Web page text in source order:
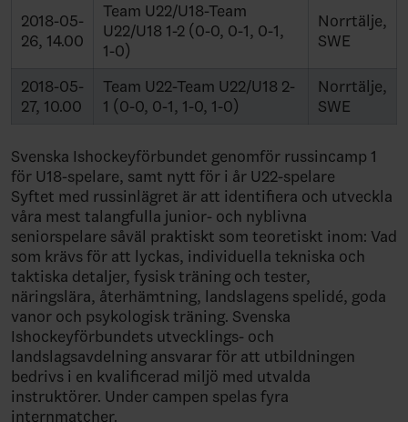
2018-05-
26, 14.00
Team U22/U18-Team
U22/U18 1-2 (0-0, 0-1, 0-1,
1-0)
Norrtälje,
SWE
2018-05-
27, 10.00
Team U22-Team U22/U18 2-
1 (0-0, 0-1, 1-0, 1-0)
Norrtälje,
SWE
Svenska Ishockeyförbundet genomför russincamp 1
för U18-spelare, samt nytt för i år U22-spelare
Syftet med russinlägret är att identifiera och utveckla
våra mest talangfulla junior- och nyblivna
seniorspelare såväl praktiskt som teoretiskt inom: Vad
som krävs för att lyckas, individuella tekniska och
taktiska detaljer, fysisk träning och tester,
näringslära, återhämtning, landslagens spelidé, goda
vanor och psykologisk träning. Svenska
Ishockeyförbundets utvecklings- och
landslagsavdelning ansvarar för att utbildningen
bedrivs i en kvalificerad miljö med utvalda
instruktörer. Under campen spelas fyra
internmatcher.